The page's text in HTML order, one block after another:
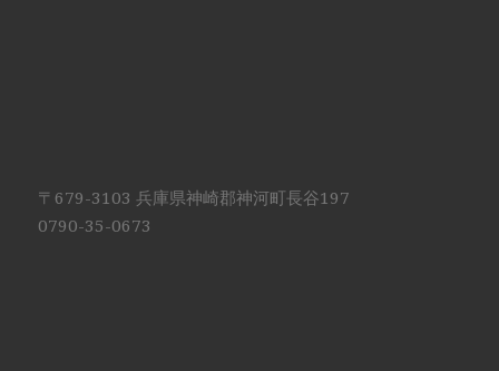
〒679-3103 兵庫県神崎郡神河町長谷197
0790-35-0673